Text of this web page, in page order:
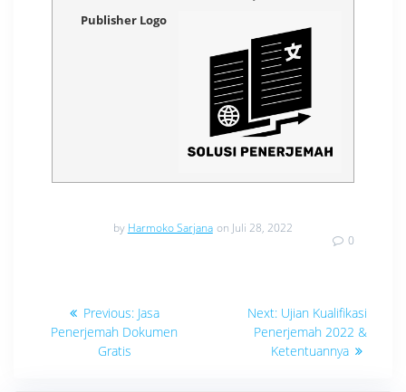
Publisher Logo
by Harmoko Sarjana on Juli 28, 2022
0
Navigasi
pos
Previous: Previous
post:
Jasa
Penerjemah Dokumen
Gratis
Next: Next
post:
Ujian Kualifikasi
Penerjemah 2022 &
Ketentuannya